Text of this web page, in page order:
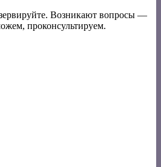
Возникают вопросы —
проконсультируем.